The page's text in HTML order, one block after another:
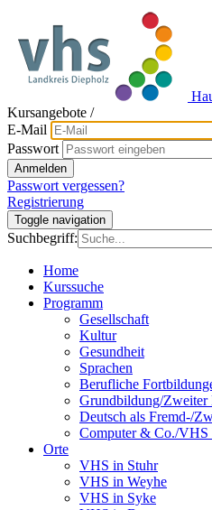
Kursangebote /
E-Mail
Passwort
Anmelden
Passwort vergessen?
Registrierung
Toggle navigation
Suchbegriff:
Home
Kurssuche
Programm
Gesellschaft
Kultur
Gesundheit
Sprachen
Berufliche
Grundbildung/Zweiter
Deutsch als Fremd-/
Computer & Co./VHS
Orte
VHS in Stuhr
VHS in Weyhe
VHS in Syke